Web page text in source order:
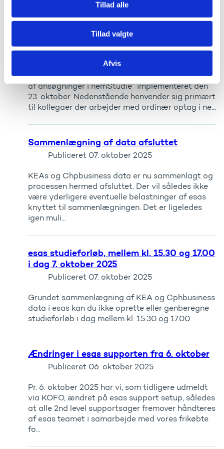
Tillad alle
Tillad valgte
Afvis
Implementering af ændringsanmodning
417: Prioritering af ansøgninger i
I release 2.5.1 bliver funktionaliteten ”Prioritering
af ansøgninger i nemStudie” implementeret den
23. oktober. Nedenstående henvender sig primært
til kollegaer der arbejder med ordinær optag i ne...
Sammenlægning af data afsluttet
Publiceret 07. oktober 2025
KEAs og Chpbusiness data er nu sammenlagt og
processen hermed afsluttet. Der vil således ikke
være yderligere eventuelle belastninger af esas
knyttet til sammenlægningen. Det er ligeledes
igen muli...
esas studieforløb, mellem kl. 15.30 og 17.00
i dag 7. oktober 2025
Publiceret 07. oktober 2025
Grundet sammenlægning af KEA og Cphbusiness
data i esas kan du ikke oprette eller genberegne
studieforløb i dag mellem kl. 15.30 og 17.00.
Ændringer i esas supporten fra 6. oktober
Publiceret 06. oktober 2025
Pr. 6. oktober 2025 har vi, som tidligere udmeldt
via KOFO, ændret på esas support setup, således
at alle 2nd level supportsager fremover håndteres
af esas teamet i samarbejde med vores frikøbte
fo...